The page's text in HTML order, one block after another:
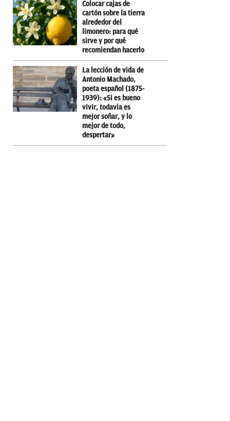
Colocar cajas de
cartón sobre la tierra
alrededor del
limonero: para qué
sirve y por qué
recomiendan hacerlo
La lección de vida de
Antonio Machado,
poeta español (1875-
1939): «Si es bueno
vivir, todavía es
mejor soñar, y lo
mejor de todo,
despertar»